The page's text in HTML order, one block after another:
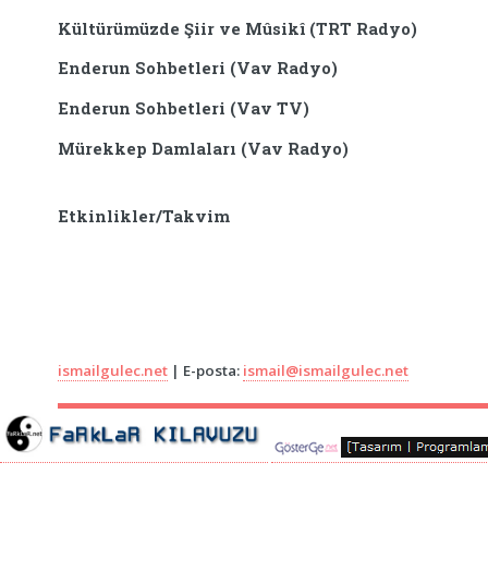
Kültürümüzde Şiir ve Mûsikî (TRT Radyo)
Enderun Sohbetleri (Vav Radyo)
Enderun Sohbetleri (Vav TV)
Mürekkep Damlaları (Vav Radyo)
Etkinlikler/Takvim
ismailgulec.net | E-posta: ismail@ismailgulec.net